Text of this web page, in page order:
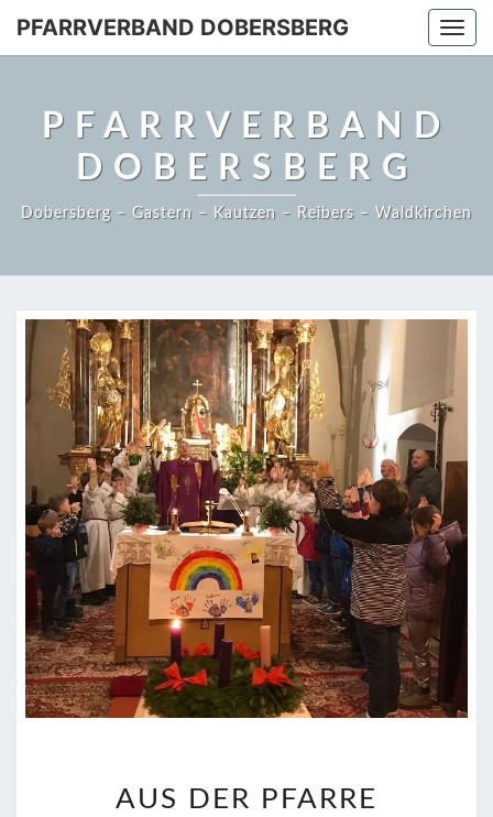
PFARRVERBAND DOBERSBERG
PFARRVERBAND
DOBERSBERG
Dobersberg – Gastern – Kautzen – Reibers – Waldkirchen
DER
AUS DER PFARRE